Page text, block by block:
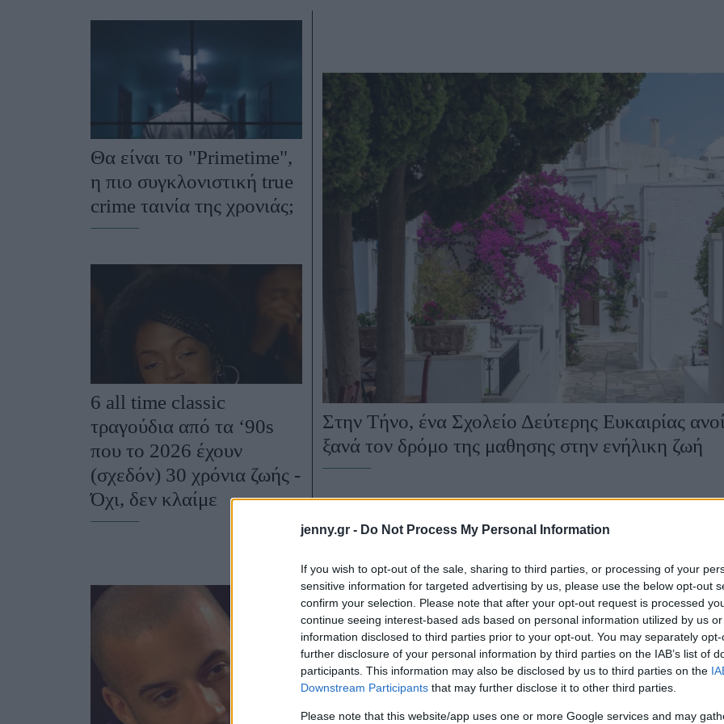
jenny.gr - Do Not Process My Personal Information
If you wish to opt-out of the sale, sharing to third parties, or processing of your
sensitive information for targeted advertising by us, please use the below opt-out
confirm your selection. Please note that after your opt-out request is processed
continue seeing interest-based ads based on personal information utilized by us
information disclosed to third parties prior to your opt-out. You may separately
further disclosure of your personal information by third parties on the IAB’s list of
participants. This information may also be disclosed by us to third parties on the
Downstream Participants that may further disclose it to other third parties.
Please note that this website/app uses one or more Google services and may
Ask the Guru
Χωρίς Ταμπέλες
Hautes Grecians Γάμος Market News
Θα είναι το "Primetime",
η πιο συγκλονιστική true
crime ταινία της χρονιάς;
6 all time classic
τραγούδια από τα ‘90s
που το 2026 έχουν
(σχεδόν) 30 χρόνια ζωής -
Όχι, δεν κλαίμε
Στην Τήνο, ένα Σχολείο Δεύτερης Ευκαιρίας
ξανά τον δρόμο της μαθησης στην ενήλικη ζωή
Βιν Ντίζελ: «Το σενάριο του “Fast
που έχω διαβάσει εδώ και